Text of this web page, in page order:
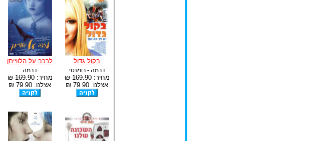
בקול גדול
דרמה - רומנטי
מחיר:169.90 ₪
אצלנו: 79.90 ₪
לרכב על הלווייתן
דרמה
מחיר:169.90 ₪
אצלנו: 79.90 ₪